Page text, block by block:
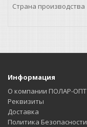
Страна производства
Информация
О компании ПОЛАР-ОПТ
Реквизиты
Доставка
Политика Безопасности